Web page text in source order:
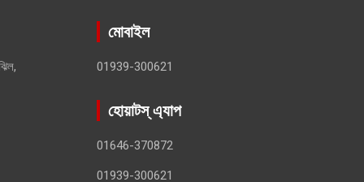
মোবাইল
01939-300621
হোয়াটস্ এ্যাপ
01646-370872
01939-300621